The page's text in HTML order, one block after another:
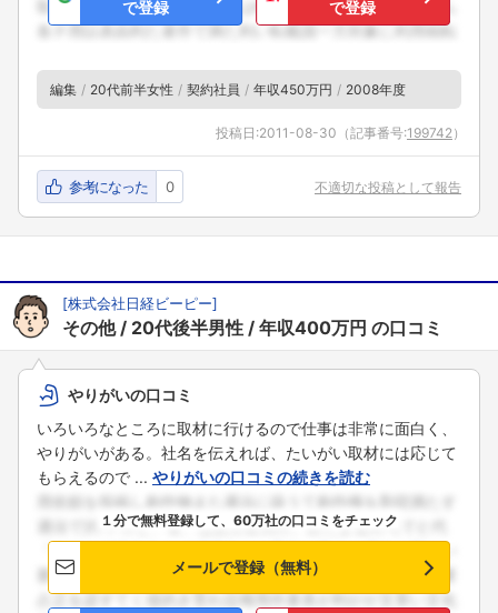
で登録
で登録
編集 20代前半女性 契約社員 年収450万円 2008年度
投稿日:2011-08-30 （記事番号:199742 ）
参考になった 0 不適切な投稿として報告
[株式会社日経ビーピー]
その他 20代後半男性 年収400万円 の口コミ
やりがいの口コミ
いろいろなところに取材に行けるので仕事は非常に面白く、
やりがいがある。社名を伝えれば、たいがい取材には応じて
もらえるので ... やりがいの口コミの続きを読む
１分で無料登録して、60万社の口コミをチェック
メールで登録（無料）